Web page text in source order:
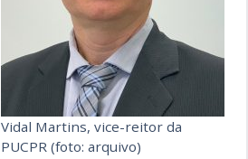
Vidal Martins, vice-reitor da
PUCPR (foto: arquivo)